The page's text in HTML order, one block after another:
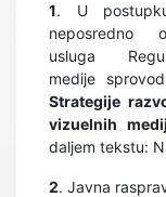
1. U
neposredno
usluga
medije
Strategije
vizuelnih
daljem tekstu:
2. Javna